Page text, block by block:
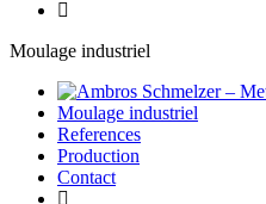
Moulage industriel
Moulage industriel
References
Production
Contact